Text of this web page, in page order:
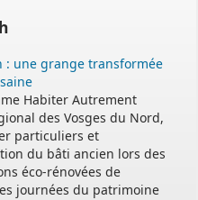
le maire, sur rendez-vous.
: une grange transformée
Habiter Autrement
des Vosges du Nord,
particuliers et
du bâti ancien lors des
éco-rénovées de
journées du patrimoine